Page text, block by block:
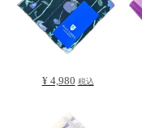
¥ 4,980 税込